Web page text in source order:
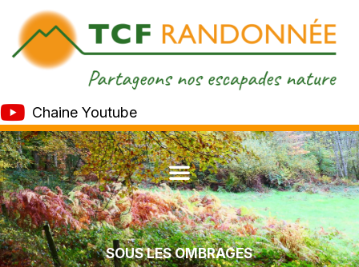
Chaine Youtube
SOUS LES OMBRAGES